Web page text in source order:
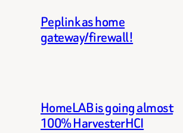
Peplink as home
gateway/firewall!
HomeLAB is going almost
100% HarvesterHCI